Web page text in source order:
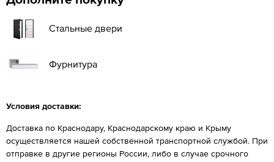
Стальные двери
Фурнитура
Условия доставки:
Доставка по Краснодару, Краснодарскому краю и Крыму
осуществляется нашей собственной транспортной службой. При
отправке в другие регионы России, либо в случае срочного